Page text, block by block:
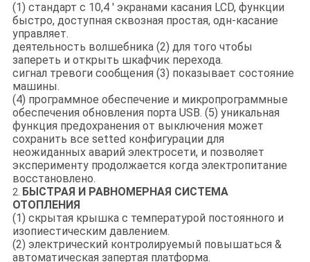
(1) стандарт с 10,4 ' экранами касания LCD, функции
быстро, доступная сквозная простая, одн-касание
управляет.
деятельность волшебника (2) для того чтобы
запереть и открыть шкафчик перехода.
сигнал тревоги сообщения (3) показывает состояние
машины.
(4) программное обеспечение и микропрограммные
обеспечения обновления порта USB. (5) уникальная
функция предохранения от выключения может
сохранить все setted конфигурации для
неожиданных аварий электросети, и позволяет
эксперименту продолжается когда электропитание
восстановлено.
2. БЫСТРАЯ И РАВНОМЕРНАЯ СИСТЕМА
ОТОПЛЕНИЯ
(1) скрытая крышка с температурой постоянного и
изопиестическим давлением.
(2) электрический контролируемый повышаться &
автоматическая запертая платформа.